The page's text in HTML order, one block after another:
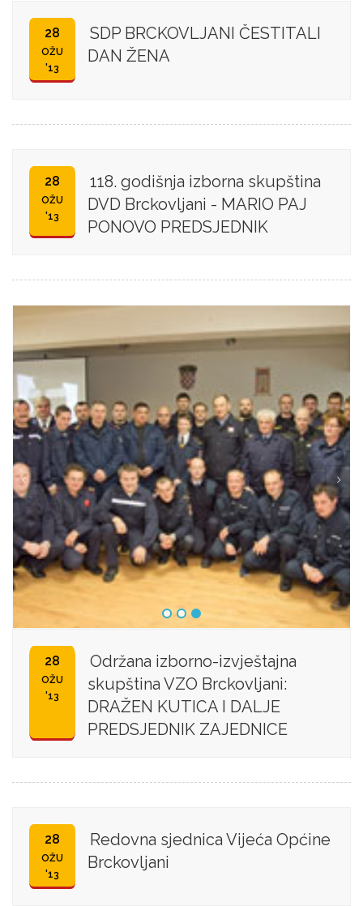
28
OŽU
'13
SDP BRCKOVLJANI ČESTITALI
DAN ŽENA
28
OŽU
'13
118. godišnja izborna skupština
DVD Brckovljani - MARIO PAJ
PONOVO PREDSJEDNIK
28
OŽU
'13
Održana izborno-izvještajna
skupština VZO Brckovljani:
DRAŽEN KUTICA I DALJE
PREDSJEDNIK ZAJEDNICE
28
OŽU
'13
Redovna sjednica Vijeća Općine
Brckovljani